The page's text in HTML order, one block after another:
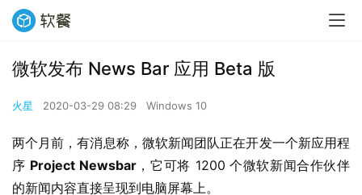
微软发布 News Bar 应用 Beta 版
火星 2020-03-29 08:29 Windows 10
两个月前，有消息称，微软新闻团队正在开发一个新应用程
序 Project Newsbar，它可将 1200 个微软新闻合作伙伴
的新闻内容直接呈现到电脑屏幕上。